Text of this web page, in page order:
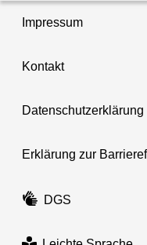
Impressum
Kontakt
Datenschutzerklärung
Erklärung zur
DGS